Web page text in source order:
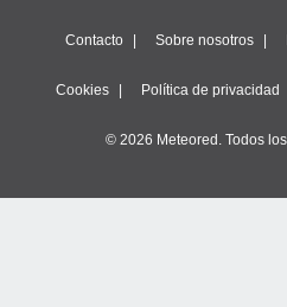
Contacto Sobre nosotros
Cookies Política de privacidad
© 2026 Meteored. Todos